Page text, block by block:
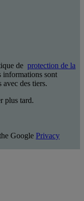
de protection de la
informations sont
avec des tiers.
plus tard.
Google Privacy